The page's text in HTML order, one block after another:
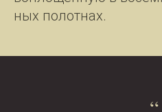
ных по­лот­нах.